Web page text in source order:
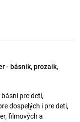
- básnik, prozaik,
básní pre deti,
dospelých i pre deti,
filmových a